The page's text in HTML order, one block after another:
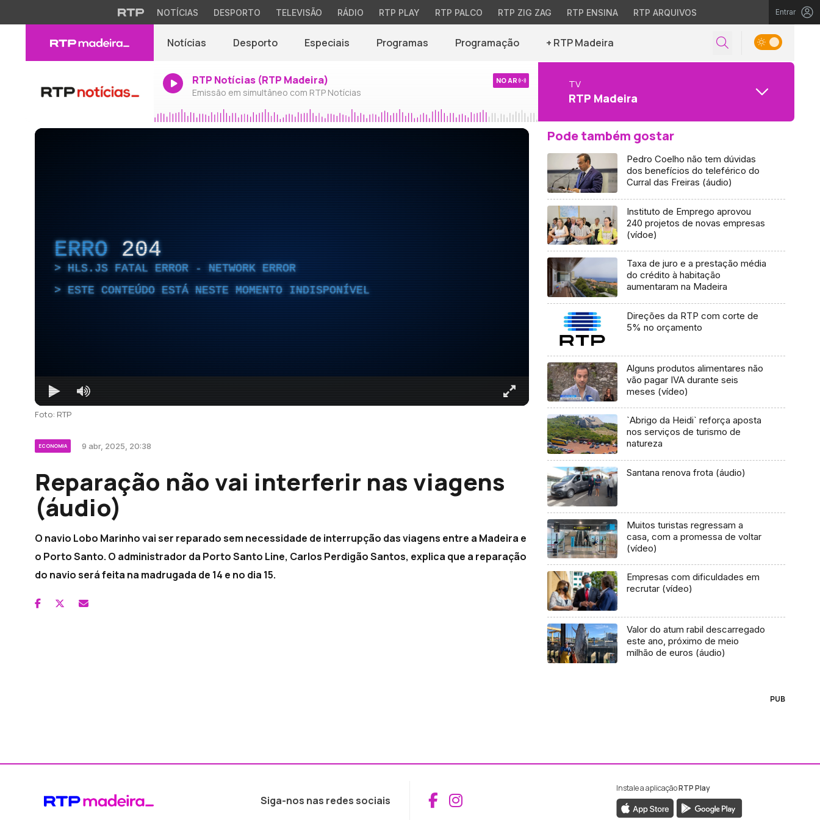
NOTÍCIAS DESPORTO TELEVISÃO RÁDIO RTP PLAY RTP PALCO RTP ZIG ZAG RTP ENSINA RTP ARQUIVOS Entrar
Notícias Desporto Especiais Programas Programação + RTP Madeira
RTP Notícias (RTP Madeira)
Emissão em simultâneo com RTP Notícias
NO AR TV
RTP Madeira
ERRO 204
HLS.JS FATAL ERROR - NETWORK ERROR
ESTE CONTEÚDO ESTÁ NESTE MOMENTO INDISPONÍVEL
Foto: RTP
ECONOMIA 9 abr, 2025, 20:38
Reparação não vai interferir nas viagens
(áudio)
O navio Lobo Marinho vai ser reparado sem necessidade de interrupção das viagens entre a Madeira e
o Porto Santo. O administrador da Porto Santo Line, Carlos Perdigão Santos, explica que a reparação
do navio será feita na madrugada de 14 e no dia 15.
Pode também gostar
Pedro Coelho não tem dúvidas
dos benefícios do teleférico do
Curral das Freiras (áudio)
Instituto de Emprego aprovou
240 projetos de novas empresas
(vídoe)
Taxa de juro e a prestação média
do crédito à habitação
aumentaram na Madeira
Direções da RTP com corte de
5% no orçamento
Alguns produtos alimentares não
vão pagar IVA durante seis
meses (vídeo)
`Abrigo da Heidi` reforça aposta
nos serviços de turismo de
natureza
Santana renova frota (áudio)
Muitos turistas regressam a
casa, com a promessa de voltar
(vídeo)
Empresas com dificuldades em
recrutar (vídeo)
Valor do atum rabil descarregado
este ano, próximo de meio
milhão de euros (áudio)
PUB
Siga-nos nas redes sociais Aceder ao Facebook da RTP Madeira
Aceder ao Instagram da RTP Madeira
Instale a aplicaçãoRTP Play